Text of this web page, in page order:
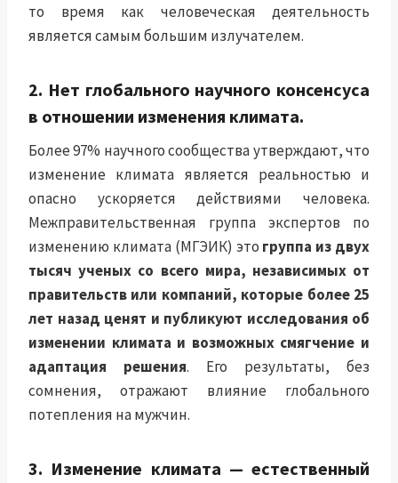
то время как человеческая деятельность
является самым большим излучателем.
2. Нет глобального научного консенсуса
в отношении изменения климата.
Более 97% научного сообщества утверждают, что
изменение климата является реальностью и
опасно ускоряется действиями человека.
Межправительственная группа экспертов по
изменению климата (МГЭИК) это группа из двух
тысяч ученых со всего мира, независимых от
правительств или компаний, которые более 25
лет назад ценят и публикуют исследования об
изменении климата и возможных смягчение и
адаптация решения. Его результаты, без
сомнения, отражают влияние глобального
потепления на мужчин.
3. Изменение климата — естественный